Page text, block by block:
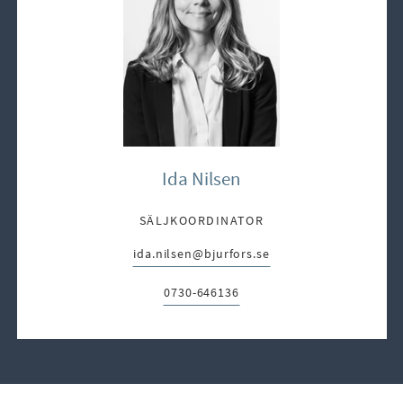
Ida Nilsen
SÄLJKOORDINATOR
E-post:
ida.nilsen@bjurfors.se
Telefon:
0730-646136